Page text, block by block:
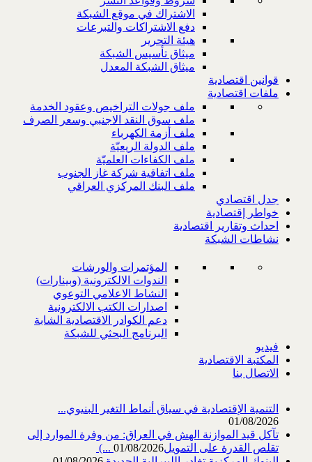
الاشتراك في موقع الشبكة
دفع الاشتراكات والتبرعات
هيئة التحرير
ميثاق تأسيس الشبكة
ميثاق الشبكة المعدل
قوانين اقتصادية
ملفات اقتصادية
ملف جولات التراخيص وعقود الخدمة
ملف سوق النقد الاجنبي وسعر الصرف
ملف أزمة الكهرباء
ملف الدولة الريعيّة
ملف الكفاءات العلميّة
ملف اتفاقية شركة غاز الجنوب
ملف البنك المركزي العراقي
جدل اقتصادي
خواطر إقتصادية
احداث وتقارير اقتصادية
نشاطات الشبكة
المؤتمرات والورشات
الندوات الالكترونية (وبينارات)
النشاط الاعلامي التوعوي
اصدارات الكتب الالكترونية
دعم الكوادر الاقتصادية الشابة
البرنامج البحثي للشبكة
فيديو
المكتبة الاقتصادية
الاتصال بنا
التنمية الإقتصادية في سياق أنماط التغير البنيوي...
01/08/2026
تآكل قيد الموازنة الهش في العراق: من وفرة الموارد إلى
تقلص القدرة على التمويل‎ (...01/08/2026